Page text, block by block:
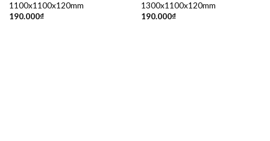
1100x1100x120mm
190.000₫
1300x1100x120mm
190.000₫